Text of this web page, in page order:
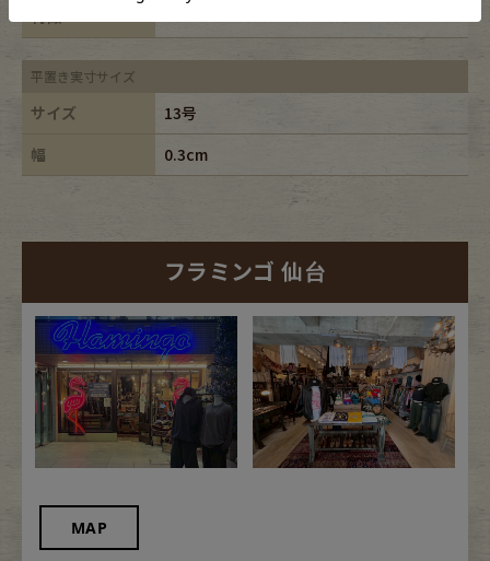
平置き実寸サイズ
サイズ
13号
幅
0.3cm
フラミンゴ 仙台
MAP